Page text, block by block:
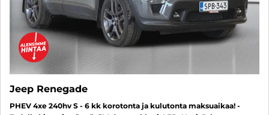
Jeep Renegade
PHEV 4xe 240hv S - 6 kk korotonta ja kulutonta maksuaikaa! -